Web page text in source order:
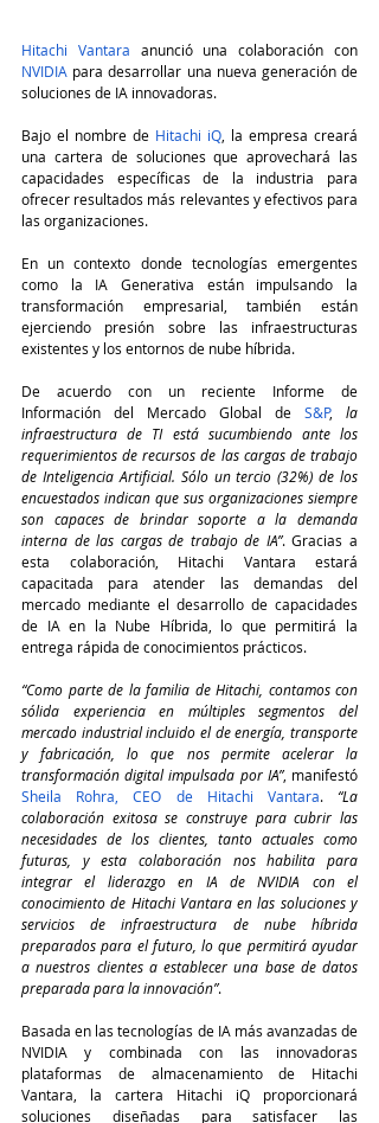
Hitachi Vantara
NVIDIA para desarrollar una nueva generación de
soluciones de IA innovadoras.
Bajo el nombre de Hitachi iQ , la empresa creará
una cartera de soluciones que aprovechará las
capacidades específicas de la industria para
ofrecer resultados más relevantes y efectivos para
las organizaciones.
En un contexto donde tecnologías emergentes
como la IA Generativa están impulsando la
transformación empresarial, también están
ejerciendo presión sobre las infraestructuras
existentes y los entornos de nube híbrida.
De acuerdo con un reciente Informe de
Información del Mercado Global de S&P, la
infraestructura de TI está sucumbiendo ante los
requerimientos de recursos de las cargas de trabajo
de Inteligencia Artificial. Sólo un tercio (32%) de los
encuestados indican que sus organizaciones siempre
son capaces de brindar soporte a la demanda
interna de las cargas de trabajo de IA”. Gracias a
esta colaboración, Hitachi Vantara estará
capacitada para atender las demandas del
mercado mediante el desarrollo de capacidades
de IA en la Nube Híbrida, lo que permitirá la
entrega rápida de conocimientos prácticos.
“Como parte de la familia de Hitachi, contamos con
sólida experiencia en múltiples segmentos del
mercado industrial incluido el de energía, transporte
y fabricación, lo que nos permite acelerar la
transformación digital impulsada por IA”
Sheila Rohra, CEO de Hitachi Vantara. “La
colaboración exitosa se construye para cubrir las
necesidades de los clientes, tanto actuales como
futuras, y esta colaboración nos habilita para
integrar el liderazgo en IA de NVIDIA con el
conocimiento de Hitachi Vantara en las soluciones y
servicios de infraestructura de nube híbrida
preparados para el futuro, lo que permitirá ayudar
a nuestros clientes a establecer una base de datos
preparada para la innovación”.
Basada en las tecnologías de IA más avanzadas de
NVIDIA y combinada con las innovadoras
plataformas de almacenamiento de Hitachi
Vantara, la cartera Hitachi iQ proporcionará
soluciones diseñadas para satisfacer las